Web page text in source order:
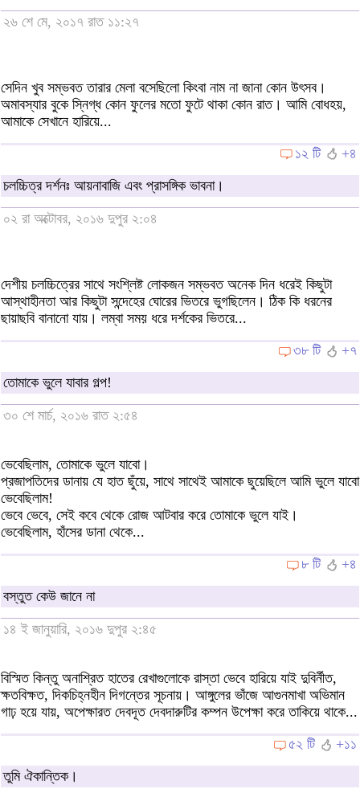
২৬ শে মে, ২০১৭ রাত ১১:২৭
সেদিন খুব সম্ভবত তারার মেলা বসেছিলো কিংবা নাম না জানা কোন উৎসব।
অমাবস্যার বুকে স্নিগ্ধ কোন ফুলের মতো ফুটে থাকা কোন রাত। আমি বোধহয়,
আমাকে সেখানে হারিয়ে...
১২ টি
+৪
চলচ্চিত্র দর্শনঃ আয়নাবাজি এবং প্রাসঙ্গিক ভাবনা।
০২ রা অক্টোবর, ২০১৬ দুপুর ২:০৪
দেশীয় চলচ্চিত্রের সাথে সংশ্লিষ্ট লোকজন সম্ভবত অনেক দিন ধরেই কিছুটা
আস্থাহীনতা আর কিছুটা সন্দেহের ঘোরের ভিতরে ভুগছিলেন। ঠিক কি ধরনের
ছায়াছবি বানানো যায়। লম্বা সময় ধরে দর্শকের ভিতরে...
৩৮ টি
+৭
তোমাকে ভুলে যাবার গল্প!
৩০ শে মার্চ, ২০১৬ রাত ২:৫৪
ভেবেছিলাম, তোমাকে ভুলে যাবো।
প্রজাপতিদের ডানায় যে হাত ছুঁয়ে, সাথে সাথেই আমাকে ছুয়েছিলে আমি ভুলে যাবো
ভেবেছিলাম!
ভেবে ভেবে, সেই কবে থেকে রোজ আটবার করে তোমাকে ভুলে যাই।
ভেবেছিলাম, হাঁসের ডানা থেকে...
৮ টি
+৪
বস্তুত কেউ জানে না
১৪ ই জানুয়ারি, ২০১৬ দুপুর ২:৪৫
বিস্মিত কিন্তু অনাশ্রিত হাতের রেখাগুলোকে রাস্তা ভেবে হারিয়ে যাই দুবির্নীত,
ক্ষতবিক্ষত, দিকচিহ্নহীন দিগন্তের সূচনায়। আঙ্গুলের ভাঁজে আগুনমাখা অভিমান
গাঢ় হয়ে যায়, অপেক্ষারত দেবদূত দেবদারুটির কম্পন উপেক্ষা করে তাকিয়ে থাকে...
৫২ টি
+১১
তুমি ঐকান্তিক।